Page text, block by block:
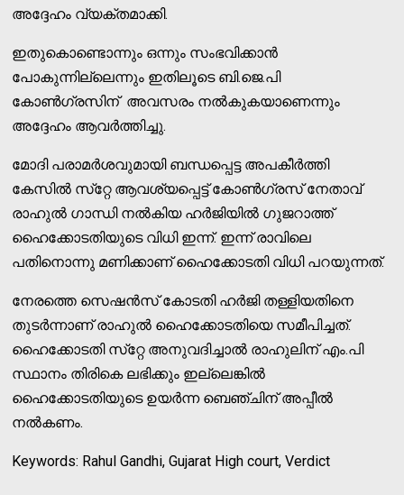
അദ്ദേഹം വ്യക്തമാക്കി.
ഇതുകൊണ്ടൊന്നും ഒന്നും സംഭവിക്കാന്‍
പോകുന്നില്ലെന്നും ഇതിലൂടെ ബി.ജെ.പി
കോണ്‍ഗ്രസിന് അവസരം നല്‍കുകയാണെന്നും
അദ്ദേഹം ആവര്‍ത്തിച്ചു.
മോദി പരാമര്‍ശവുമായി ബന്ധപ്പെട്ട അപകീര്‍ത്തി
കേസില്‍ സ്‌റ്റേ ആവശ്യപ്പെട്ട് കോണ്‍ഗ്രസ് നേതാവ്
രാഹുല്‍ ഗാന്ധി നല്‍കിയ ഹര്‍ജിയില്‍ ഗുജറാത്ത്
ഹൈക്കോടതിയുടെ വിധി ഇന്ന്. ഇന്ന് രാവിലെ
പതിനൊന്നു മണിക്കാണ് ഹൈക്കോടതി വിധി പറയുന്നത്.
നേരത്തെ സെഷന്‍സ് കോടതി ഹര്‍ജി തള്ളിയതിനെ
തുടര്‍ന്നാണ് രാഹുല്‍ ഹൈക്കോടതിയെ സമീപിച്ചത്.
ഹൈക്കോടതി സ്‌റ്റേ അനുവദിച്ചാല്‍ രാഹുലിന് എം.പി
സ്ഥാനം തിരികെ ലഭിക്കും ഇല്ലെങ്കില്‍
ഹൈക്കോടതിയുടെ ഉയര്‍ന്ന ബെഞ്ചിന് അപ്പീല്‍
നല്‍കണം.
Keywords: Rahul Gandhi, Gujarat High court, Verdict